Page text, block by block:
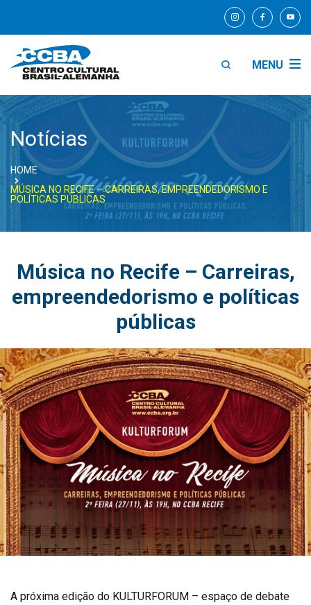
MENU
Notícias
HOME
MÚSICA NO RECIFE – CARREIRAS, EMPREENDEDORISMO E
POLÍTICAS PÚBLICAS
Música no Recife – Carreiras,
empreendedorismo e políticas
públicas
A próxima edição do KULTURFORUM – espaço de debate